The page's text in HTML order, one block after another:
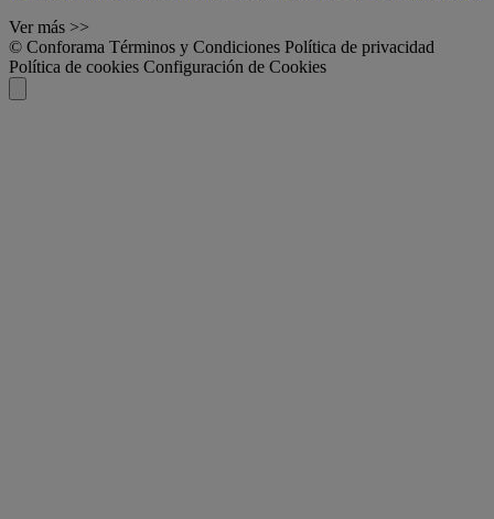
Ver más >>
© Conforama Términos y Condiciones Política de privacidad
Política de cookies Configuración de Cookies